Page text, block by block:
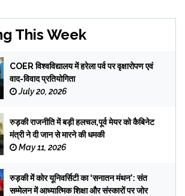
This Week
COER विश्वविद्यालय में हरेला पर्व पर वृक्षारोपण एवं
वाद-विवाद प्रतियोगिता
July 20, 2026
रुड़की राजनीति में बड़ी हलचल,पूर्व मेयर को कैबिनेट
मंत्री ने दी जान से मारने की धमकी
May 11, 2026
रुड़की में कोर यूनिवर्सिटी का ‘सनातन मंथन’: संत
सम्मेलन में आध्यात्मिक शिक्षा और संस्कारों पर जोर